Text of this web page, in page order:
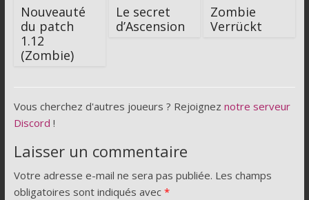
Nouveauté
du patch
1.12
(Zombie)
Le secret
d’Ascension
Zombie
Verrückt
Vous cherchez d'autres joueurs ? Rejoignez notre serveur
Discord !
Laisser un commentaire
Votre adresse e-mail ne sera pas publiée. Les champs
obligatoires sont indiqués avec *